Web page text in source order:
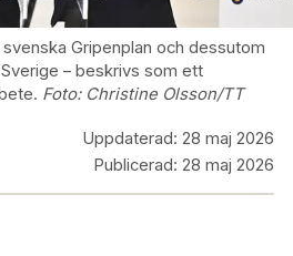
Gripenplan och dessutom
– beskrivs som ett
Foto: Christine Olsson/TT
Uppdaterad: 28 maj 2026
Publicerad: 28 maj 2026